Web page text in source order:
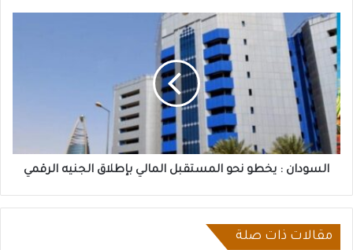
السودان
يخطو
نحو
المستقبل
المالي
بإطلاق
الجنيه
الرقمي
السودان : يخطو نحو المستقبل المالي بإطلاق الجنيه الرقمي
مقالات ذات صلة